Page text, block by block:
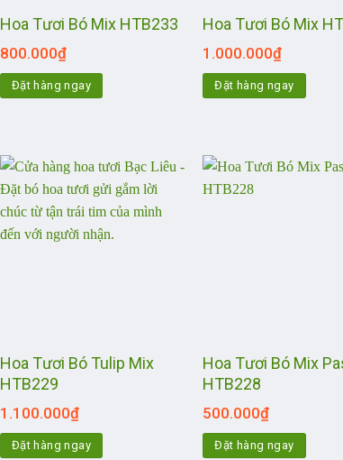
Hoa Tươi Bó Mix HTB233
800.000₫
Đặt hàng ngay
Hoa Tươi Bó Mix
1.000.000₫
Đặt hàng ngay
Hoa Tươi Bó Tulip Mix
HTB229
1.100.000₫
Đặt hàng ngay
Hoa Tươi Bó Mix
HTB228
500.000₫
Đặt hàng ngay